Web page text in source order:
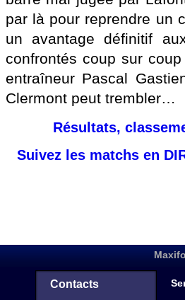
par là pour reprendre un
un avantage définitif
confrontés coup sur
entraîneur Pascal
Clermont peut trembler…
Résultats,
Suivez les matchs en
Contacts